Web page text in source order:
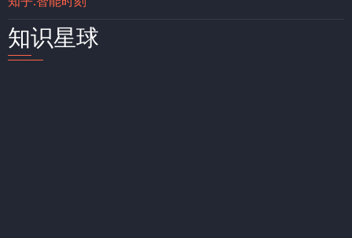
知识星球